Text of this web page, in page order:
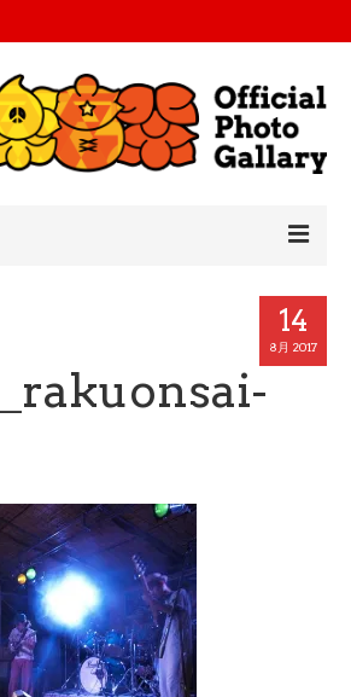
14
8月 2017